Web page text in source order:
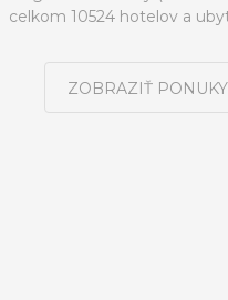
celkom 10524 hotelov a
ZOBRAZIŤ PONUKY